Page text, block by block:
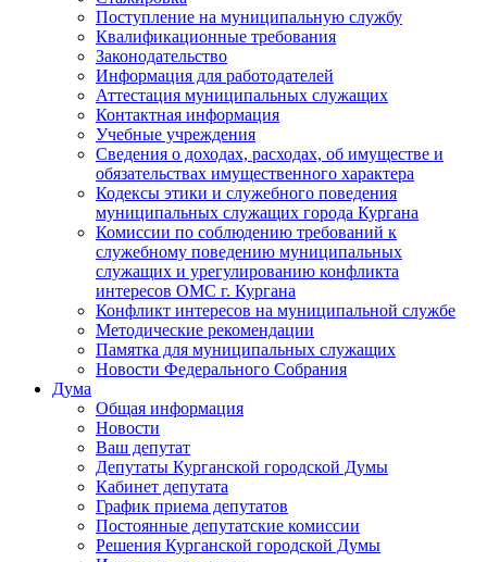
Поступление на муниципальную службу
Квалификационные требования
Законодательство
Информация для работодателей
Аттестация муниципальных служащих
Контактная информация
Учебные учреждения
Сведения о доходах, расходах, об имуществе и
обязательствах имущественного характера
Кодексы этики и служебного поведения
муниципальных служащих города Кургана
Комиссии по соблюдению требований к
служебному поведению муниципальных
служащих и урегулированию конфликта
интересов ОМС г. Кургана
Конфликт интересов на муниципальной службе
Методические рекомендации
Памятка для муниципальных служащих
Новости Федерального Cобрания
Дума
Общая информация
Новости
Ваш депутат
Депутаты Курганской городской Думы
Кабинет депутата
График приема депутатов
Постоянные депутатские комиссии
Решения Курганской городской Думы